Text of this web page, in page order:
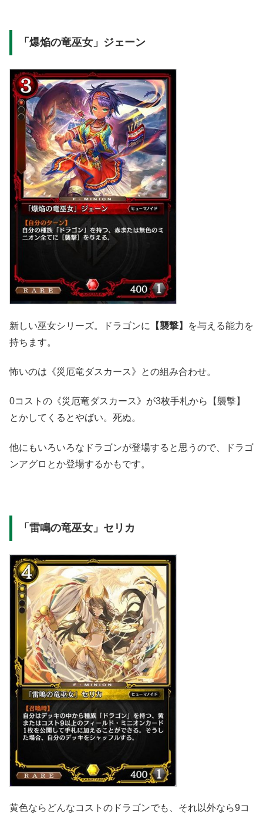
「爆焔の竜巫女」ジェーン
新しい巫女シリーズ。ドラゴンに 【襲撃】
を与える能力を
持ちます。
怖いのは《災厄竜ダスカース》との組み合わせ。
0コストの《災厄竜ダスカース》が3枚手札から【襲撃】
とかしてくるとやばい。死ぬ。
他にもいろいろなドラゴンが登場すると思うので、ドラゴ
ンアグロとか登場するかもです。
「雷鳴の竜巫女」セリカ
黄色ならどんなコストのドラゴンでも、それ以外なら9コ